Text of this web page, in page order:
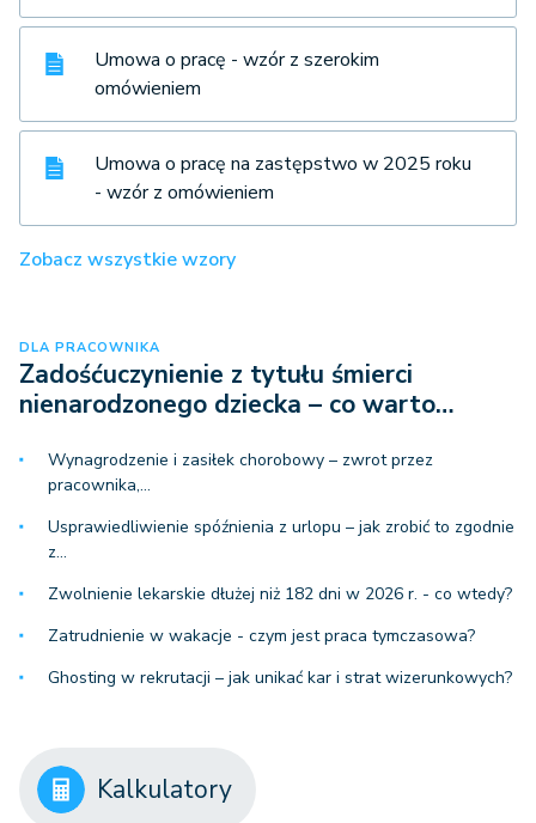
Umowa o pracę - wzór z szerokim
omówieniem
Umowa o pracę na zastępstwo w 2025 roku
- wzór z omówieniem
Zobacz wszystkie wzory
DLA PRACOWNIKA
Zadośćuczynienie z tytułu śmierci
nienarodzonego dziecka – co warto…
Wynagrodzenie i zasiłek chorobowy – zwrot przez
pracownika,…
Usprawiedliwienie spóźnienia z urlopu – jak zrobić to zgodnie
z…
Zwolnienie lekarskie dłużej niż 182 dni w 2026 r. - co wtedy?
Zatrudnienie w wakacje - czym jest praca tymczasowa?
Ghosting w rekrutacji – jak unikać kar i strat wizerunkowych?
Kalkulatory